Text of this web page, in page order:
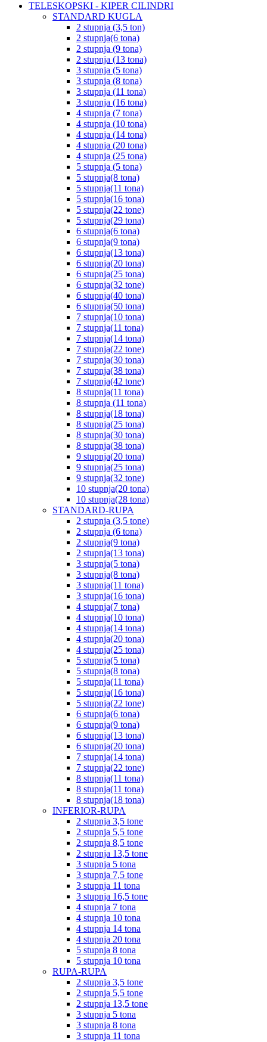
TELESKOPSKI - KIPER CILINDRI
STANDARD KUGLA
2 stupnja (3,5 ton)
2 stupnja(6 tona)
2 stupnja (9 tona)
2 stupnja (13 tona)
3 stupnja (5 tona)
3 stupnja (8 tona)
3 stupnja (11 tona)
3 stupnja (16 tona)
4 stupnja (7 tona)
4 stupnja (10 tona)
4 stupnja (14 tona)
4 stupnja (20 tona)
4 stupnja (25 tona)
5 stupnja (5 tona)
5 stupnja(8 tona)
5 stupnja(11 tona)
5 stupnja(16 tona)
5 stupnja(22 tone)
5 stupnja(29 tona)
6 stupnja(6 tona)
6 stupnja(9 tona)
6 stupnja(13 tona)
6 stupnja(20 tona)
6 stupnja(25 tona)
6 stupnja(32 tone)
6 stupnja(40 tona)
6 stupnja(50 tona)
7 stupnja(10 tona)
7 stupnja(11 tona)
7 stupnja(14 tona)
7 stupnja(22 tone)
7 stupnja(30 tona)
7 stupnja(38 tona)
7 stupnja(42 tone)
8 stupnja(11 tona)
8 stupnja (11 tona)
8 stupnja(18 tona)
8 stupnja(25 tona)
8 stupnja(30 tona)
8 stupnja(38 tona)
9 stupnja(20 tona)
9 stupnja(25 tona)
9 stupnja(32 tone)
10 stupnja(20 tona)
10 stupnja(28 tona)
STANDARD-RUPA
2 stupnja (3,5 tone)
2 stupnja (6 tona)
2 stupnja(9 tona)
2 stupnja(13 tona)
3 stupnja(5 tona)
3 stupnja(8 tona)
3 stupnja(11 tona)
3 stupnja(16 tona)
4 stupnja(7 tona)
4 stupnja(10 tona)
4 stupnja(14 tona)
4 stupnja(20 tona)
4 stupnja(25 tona)
5 stupnja(5 tona)
5 stupnja(8 tona)
5 stupnja(11 tona)
5 stupnja(16 tona)
5 stupnja(22 tone)
6 stupnja(6 tona)
6 stupnja(9 tona)
6 stupnja(13 tona)
6 stupnja(20 tona)
7 stupnja(14 tona)
7 stupnja(22 tone)
8 stupnja(11 tona)
8 stupnja(11 tona)
8 stupnja(18 tona)
INFERIOR-RUPA
2 stupnja 3,5 tone
2 stupnja 5,5 tone
2 stupnja 8,5 tone
2 stupnja 13,5 tone
3 stupnja 5 tona
3 stupnja 7,5 tone
3 stupnja 11 tona
3 stupnja 16,5 tone
4 stupnja 7 tona
4 stupnja 10 tona
4 stupnja 14 tona
4 stupnja 20 tona
5 stupnja 8 tona
5 stupnja 10 tona
RUPA-RUPA
2 stupnja 3,5 tone
2 stupnja 5,5 tone
2 stupnja 13,5 tone
3 stupnja 5 tona
3 stupnja 8 tona
3 stupnja 11 tona